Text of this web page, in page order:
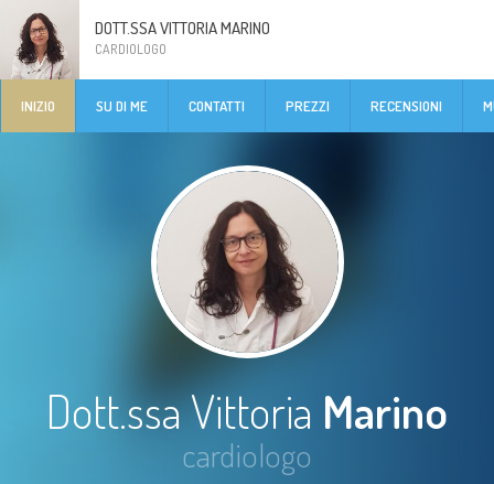
DOTT.SSA VITTORIA MARINO
CARDIOLOGO
INIZIO SU DI ME CONTATTI PREZZI RECENSIONI
Dott.ssa Vittoria Marino
cardiologo